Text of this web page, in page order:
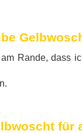
Rande, dass
für